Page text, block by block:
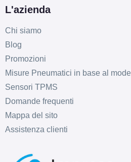
L'azienda
Chi siamo
Blog
Promozioni
Misure Pneumatici in base al
Sensori TPMS
Domande frequenti
Mappa del sito
Assistenza clienti